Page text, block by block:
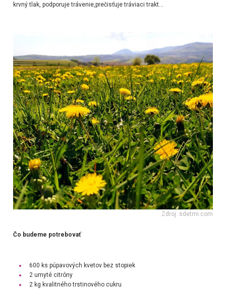
krvný tlak, podporuje trávenie,prečisťuje tráviaci trakt...
Zdroj: sdetmi.com
Čo budeme potrebovať
600 ks púpavových kvetov bez stopiek
2 umyté citróny
2 kg kvalitného trstinového cukru